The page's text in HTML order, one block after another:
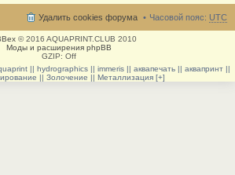
Часовой пояс: UTC
Удалить cookies форума
© 2016 AQUAPRINT.CLUB 2010
Моды и расширения phpBB
GZIP: Off
|| hydrographics || immeris || аквапечать || аквапринт ||
|| Золочение || Металлизация [+]